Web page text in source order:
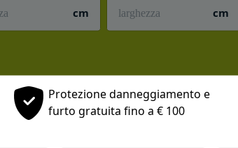
cm cm
Protezione danneggiamento e
furto gratuita fino a € 100